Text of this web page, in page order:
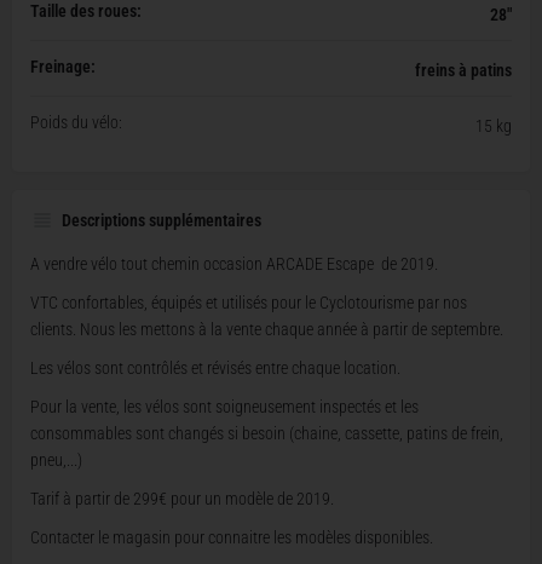
Taille des roues: 28"
Freinage: freins à patins
Poids du vélo: 15 kg
Descriptions supplémentaires
A vendre vélo tout chemin occasion ARCADE Escape de 2019.
VTC confortables, équipés et utilisés pour le Cyclotourisme par nos
clients. Nous les mettons à la vente chaque année à partir de septembre.
Les vélos sont contrôlés et révisés entre chaque location.
Pour la vente, les vélos sont soigneusement inspectés et les
consommables sont changés si besoin (chaine, cassette, patins de frein,
pneu,...)
Tarif à partir de 299€ pour un modèle de 2019.
Contacter le magasin pour connaitre les modèles disponibles.